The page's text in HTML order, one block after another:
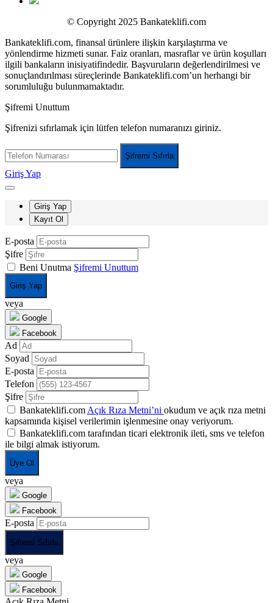
© Copyright 2025 Bankateklifi.com
Bankateklifi.com, finansal ürünlere ilişkin karşılaştırma ve
yönlendirme hizmeti sunar. Faiz oranları, masraflar ve ürün koşulları
ilgili bankaların inisiyatifindedir. Başvuruların değerlendirilmesi ve
sonuçlandırılması süreçlerinde Bankateklifi.com’un herhangi bir
sorumluluğu bulunmamaktadır.
Şifremi Unuttum
Şifrenizi sıfırlamak için lütfen telefon numaranızı giriniz.
Şifremi Sıfırla
Giriş Yap
Giriş Yap
Kayıt Ol
E-posta
Şifre
Beni Unutma Şifremi Unuttum
Giriş Yap
veya
Google
Facebook
Ad
Soyad
E-posta
Telefon
Şifre
Bankateklifi.comAçık Rıza Metni’ni okudum ve açık rıza metni
kapsamında kişisel verilerimin işlenmesine onay veriyorum.
Bankateklifi.com tarafından ticari elektronik ileti, sms ve telefon
ile bilgi almak istiyorum.
Üye Ol
veya
Google
Facebook
E-posta
Şifremi Sıfırla
veya
Google
Facebook